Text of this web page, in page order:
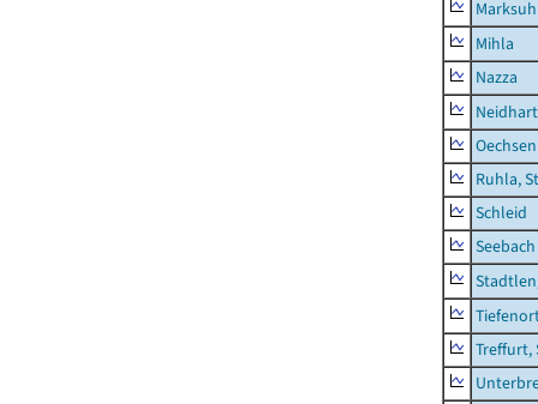
Mihla
Nazza
Oechsen
Ruhla,
Schleid
Seebach
Treffurt,